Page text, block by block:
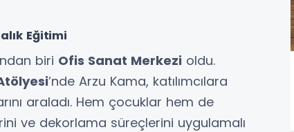
Eğitimi
biri Ofis Sanat Merkezi oldu.
’nde Arzu Kama, katılımcılara
araladı. Hem çocuklar hem de
ve dekorlama süreçlerini uygulamalı